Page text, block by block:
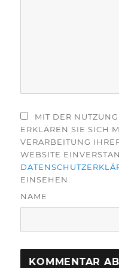
MIT DER
ERKLÄREN SIE SICH
VERARBEITUNG
WEBSITE
EINSEHEN.
NAME